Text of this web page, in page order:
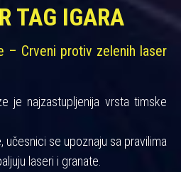
TAG IGARA
– Crveni protiv zelenih laser
je najzastupljenija vrsta timske
učesnici se upoznaju sa pravilima
laseri i granate.